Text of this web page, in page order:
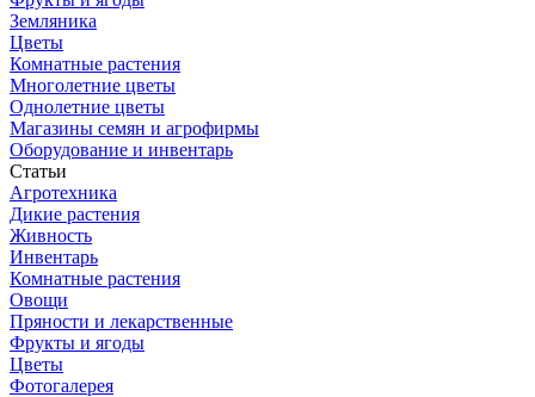
Земляника
Цветы
Комнатные растения
Многолетние цветы
Однолетние цветы
Магазины семян и агрофирмы
Оборудование и инвентарь
Статьи
Агротехника
Дикие растения
Живность
Инвентарь
Комнатные растения
Овощи
Пряности и лекарственные
Фрукты и ягоды
Цветы
Фотогалерея